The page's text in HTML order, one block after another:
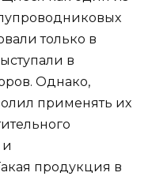
только в
в
Однако,
применять их
продукция в